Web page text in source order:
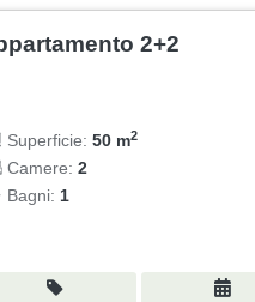
2+2
Superficie:50 m2
Camere:2
Bagni:1